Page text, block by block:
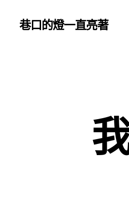
巷口的燈一直亮著